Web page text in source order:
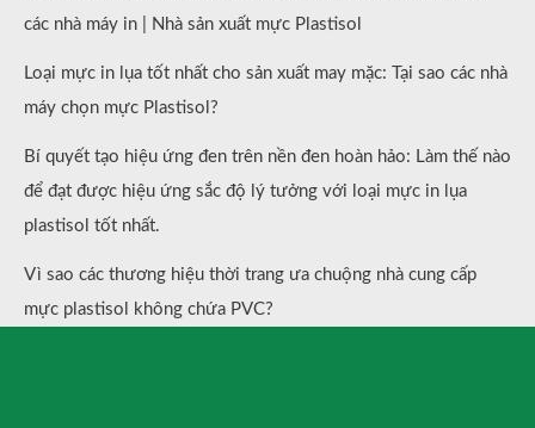
các nhà máy in | Nhà sản xuất mực Plastisol
Loại mực in lụa tốt nhất cho sản xuất may mặc: Tại sao các nhà
máy chọn mực Plastisol?
Bí quyết tạo hiệu ứng đen trên nền đen hoàn hảo: Làm thế nào
để đạt được hiệu ứng sắc độ lý tưởng với loại mực in lụa
plastisol tốt nhất.
Vì sao các thương hiệu thời trang ưa chuộng nhà cung cấp
mực plastisol không chứa PVC?